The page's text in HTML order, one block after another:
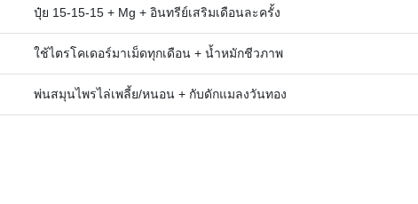
ปุ๋ย 15-15-15 + Mg + อินทรีย์เสริมเดือนละครั้ง
ใช้ไตรโคเดอร์มาเม็ดทุกเดือน + น้ำหมักชีวภาพ
พ่นสมุนไพรไล่เพลี้ย/หนอน + กับดักแมลงวันทอง